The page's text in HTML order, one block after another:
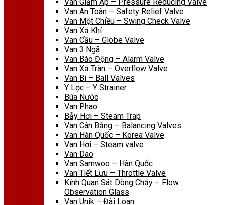
Van Giảm Áp – Pressure Reducing Valve
Van An Toàn – Safety Relief Valve
Van Một Chiều – Swing Check Valve
Van Xả Khí
Van Cầu – Globe Valve
Van 3 Ngã
Van Báo Động – Alarm Valve
Van Xả Tràn – Overflow Valve
Van Bi – Ball Valves
Y Lọc – Y Strainer
Búa Nước
Van Phao
Bẫy Hơi – Steam Trap
Van Cân Bằng – Balancing Valves
Van Hàn Quốc – Korea Valve
Van Hơi – Steam valve
Van Dao
Van Samwoo – Hàn Quốc
Van Tiết Lưu – Throttle Valve
Kính Quan Sát Dòng Chảy – Flow
Observation Glass
Van Unik – Đài Loan